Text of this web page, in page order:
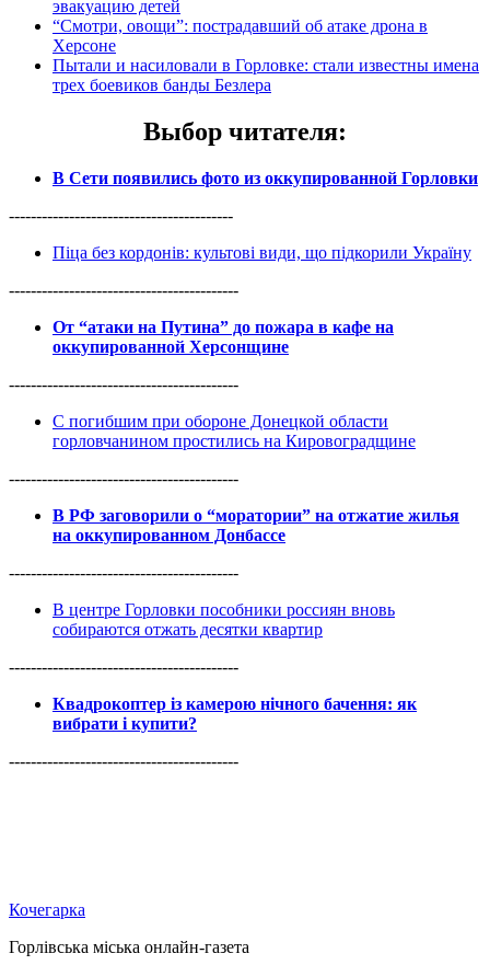
эвакуацию детей
“Смотри, овощи”: пострадавший об атаке дрона в
Херсоне
Пытали и насиловали в Горловке: стали известны имена
трех боевиков банды Безлера
Выбор читателя:
В Сети появились фото из оккупированной Горловки
-----------------------------------------
Піца без кордонів: культові види, що підкорили Україну
------------------------------------------
От “атаки на Путина” до пожара в кафе на
оккупированной Херсонщине
------------------------------------------
С погибшим при обороне Донецкой области
горловчанином простились на Кировоградщине
------------------------------------------
В РФ заговорили о “моратории” на отжатие жилья
на оккупированном Донбассе
------------------------------------------
В центре Горловки пособники россиян вновь
собираются отжать десятки квартир
------------------------------------------
Квадрокоптер із камерою нічного бачення: як
вибрати і купити?
------------------------------------------
Кочегарка
Горлівська міська онлайн-газета